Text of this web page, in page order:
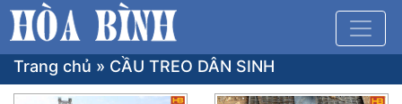
Trang chủ » CẦU TREO DÂN SINH